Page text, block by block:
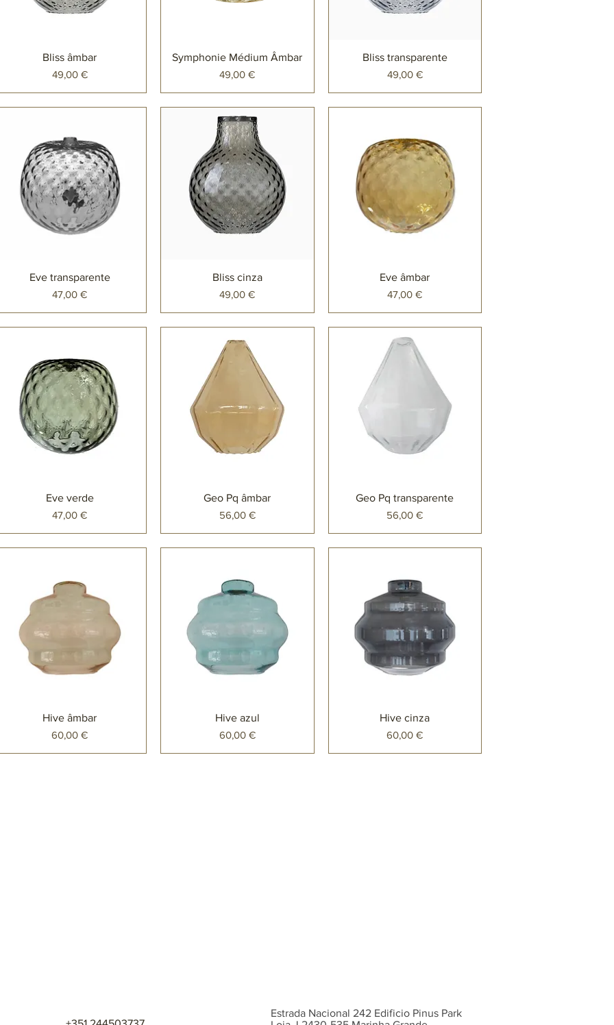
Bliss âmbar
Preço
49,00 €
Symphonie Médium Âmbar
Preço
49,00 €
Bliss transparente
Preço
49,00 €
Eve transparente
Preço
47,00 €
Bliss cinza
Preço
49,00 €
Eve âmbar
Preço
47,00 €
Eve verde
Preço
47,00 €
Geo Pq âmbar
Preço
56,00 €
Geo Pq transparente
Preço
56,00 €
Hive âmbar
Preço
60,00 €
Hive azul
Preço
60,00 €
Hive cinza
Preço
60,00 €
Estrada Nacional 242 Edificio Pinus Park